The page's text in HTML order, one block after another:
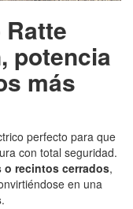
potencia
más
perfecto para que
con total seguridad.
recintos cerrados,
en una
.